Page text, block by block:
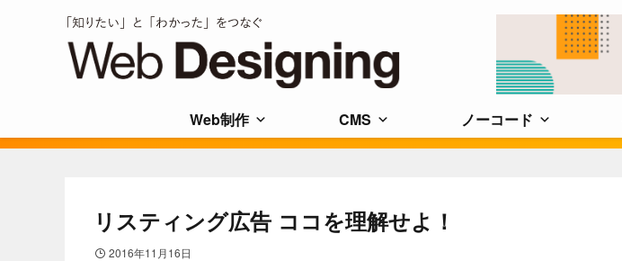
Web制作 CMS ノーコード
リスティング広告 ココを理解せよ！
2016年11月16日